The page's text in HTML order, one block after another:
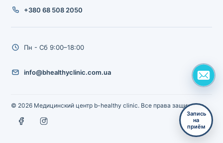
+380 68 508 2050
Пн - Сб 9:00–18:00
info@bhealthyclinic.com.ua
© 2026 Медицинский центр b-healthy clinic. Все права защищены.
Запись
на
приём